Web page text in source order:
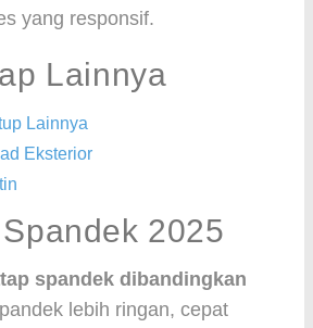
yang responsif.
Lainnya
Lainnya
Eksterior
2025
spandek dibandingkan
lebih ringan, cepat